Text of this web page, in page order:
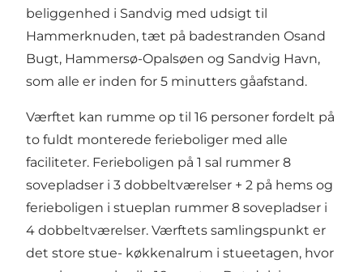
beliggenhed i Sandvig med udsigt til
Hammerknuden, tæt på badestranden Osand
Bugt, Hammersø-Opalsøen og Sandvig Havn,
som alle er inden for 5 minutters gåafstand.
Værftet kan rumme op til 16 personer fordelt på
to fuldt monterede ferieboliger med alle
faciliteter. Ferieboligen på 1 sal rummer 8
sovepladser i 3 dobbeltværelser + 2 på hems og
ferieboligen i stueplan rummer 8 sovepladser i
4 dobbeltværelser. Værftets samlingspunkt er
det store stue- køkkenalrum i stueetagen, hvor